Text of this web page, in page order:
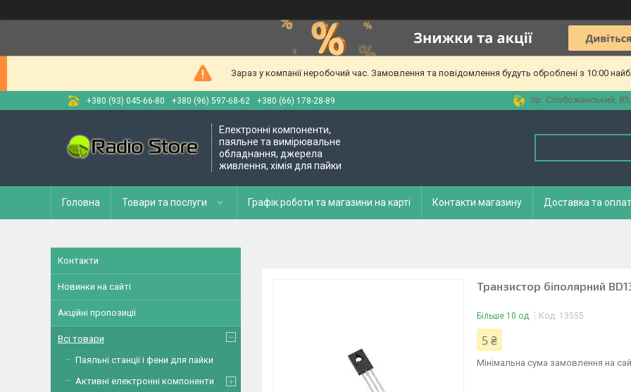
Зараз у компанії неробочий час. Замовлення та повідомлення будуть оброблені з 10:00
+380 (93) 045-66-80 +380 (96) 597-68-62 +380 (66) 178-28-89 пр. Слобожанський,
Електронні компоненти,
паяльне та вимірювальне
обладнання, джерела
живлення, хімія для пайки
Головна Товари та послуги Графік роботи та магазини на карті Контакти магазину Доставка та
Транзистор біполярний
Більше 10 од. Код: 13555
5 ₴
Мінімальна сума замовлення на
Контакти
Новинки на сайті
Акційні пропозиції
Всі товари
Паяльні станції і фени для пайки
Активні електронні компоненти